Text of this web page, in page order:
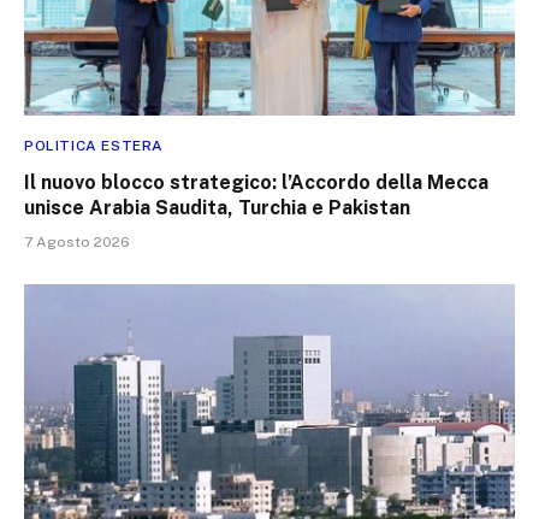
POLITICA ESTERA
Il nuovo blocco strategico: l’Accordo della Mecca
unisce Arabia Saudita, Turchia e Pakistan
7 Agosto 2026